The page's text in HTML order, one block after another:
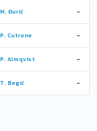
M. Đurić -
P. Cutrone -
P. Almqvist -
T. Begić -